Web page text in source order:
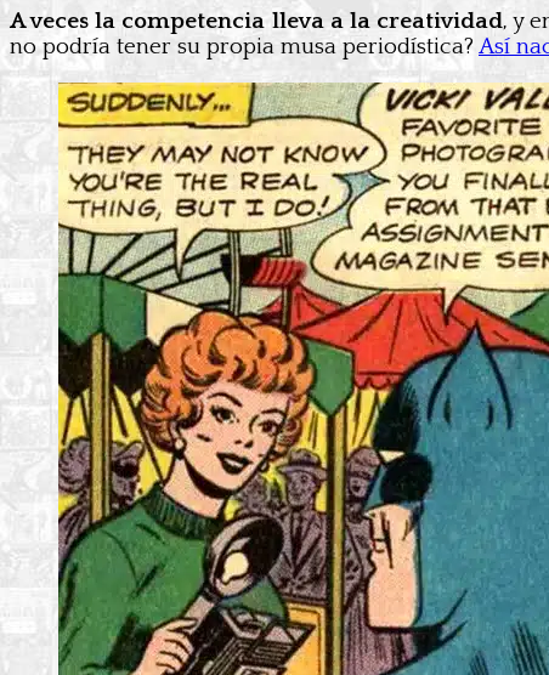
A veces la competencia lleva a la creatividad, y
no podría tener su propia musa periodística? Así